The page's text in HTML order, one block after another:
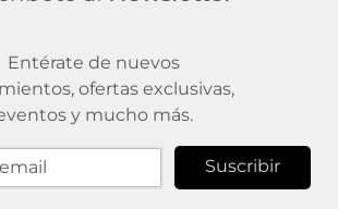
Entérate de nuevos
ofertas exclusivas,
y mucho más.
Suscribir